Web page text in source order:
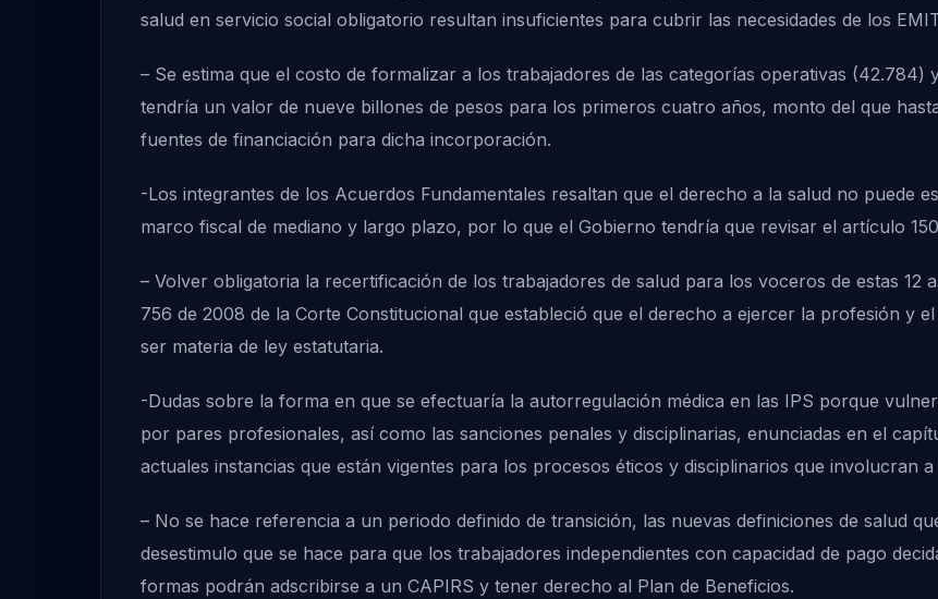
salud en servicio social obligatorio resultan insuficientes para cubrir las necesidades de los
– Se estima que el costo de formalizar a los trabajadores de las categorías operativas
tendría un valor de nueve billones de pesos para los primeros cuatro años, monto del que
fuentes de financiación para dicha incorporación.
-Los integrantes de los Acuerdos Fundamentales resaltan que el derecho a la salud no puede
marco fiscal de mediano y largo plazo, por lo que el Gobierno tendría que revisar el artículo
– Volver obligatoria la recertificación de los trabajadores de salud para los voceros de estas 12
756 de 2008 de la Corte Constitucional que estableció que el derecho a ejercer la profesión y
ser materia de ley estatutaria.
-Dudas sobre la forma en que se efectuaría la autorregulación médica en las IPS porque
por pares profesionales, así como las sanciones penales y disciplinarias, enunciadas en el
actuales instancias que están vigentes para los procesos éticos y disciplinarios que involucran
– No se hace referencia a un periodo definido de transición, las nuevas definiciones de salud
desestimulo que se hace para que los trabajadores independientes con capacidad de pago
formas podrán adscribirse a un CAPIRS y tener derecho al Plan de Beneficios.